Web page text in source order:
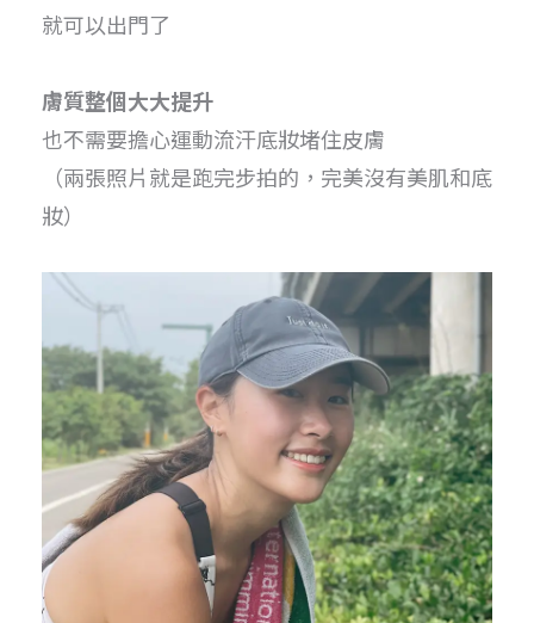
就可以出門了
膚質整個大大提升
也不需要擔心運動流汗底妝堵住皮膚
（兩張照片就是跑完步拍的，完美沒有美肌和底
妝）